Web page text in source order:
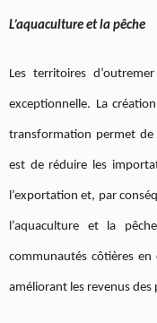
L’aquaculture et la pêche
Les territoires
exceptionnelle. La
transformation permet
est de réduire les
l’exportation et, par
l’aquaculture et la
communautés côtières
améliorant les revenus des